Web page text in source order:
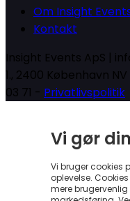
Om Insight
Kontakt
Insight Events ApS |
1., 2400 København
03 71 - Privatlivspolitik
Vi gør
Vi bruger cookies
oplevelse.
mere